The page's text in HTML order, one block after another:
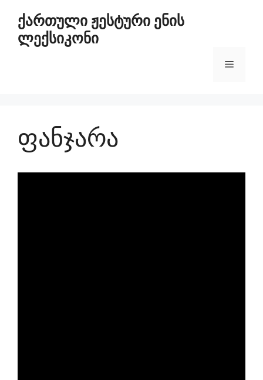
ქართული ჟესტური ენის
ლექსიკონი
ფანჯარა